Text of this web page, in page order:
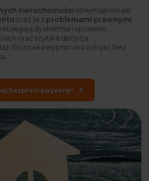
nieruchomości obejmuje lokale
oraz te z problemami prawnymi
dyskretnie i sprawnie.
oraz szybka decyzja
Gotówka wypłacana od ręki, bez
bezpłatną wycenę!